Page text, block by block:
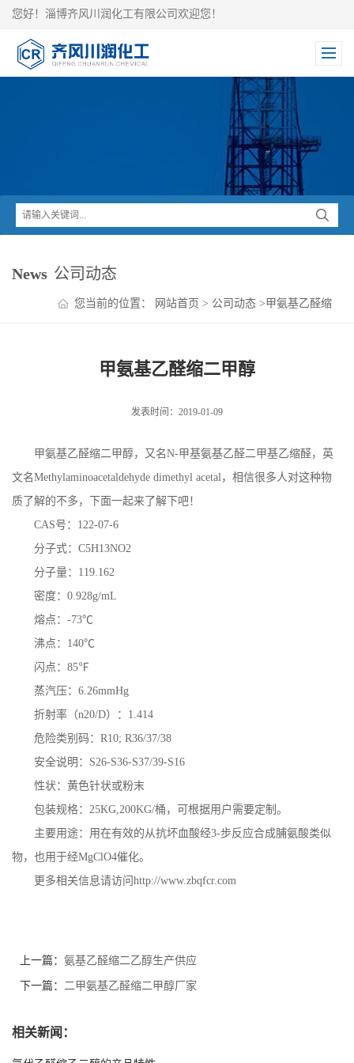
您好！淄博齐风川润化工有限公司欢迎您！
News 公司动态
您当前的位置： 网站首页 > 公司动态 >甲氨基乙醛缩
甲氨基乙醛缩二甲醇
发表时间：2019-01-09
甲氨基乙醛缩二甲醇，又名N-甲基氨基乙醛二甲基乙缩醛，英
文名Methylaminoacetaldehyde dimethyl acetal，相信很多人对这种物
质了解的不多，下面一起来了解下吧！
CAS号：122-07-6
分子式：C5H13NO2
分子量：119.162
密度：0.928g/mL
熔点：-73℃
沸点：140℃
闪点：85℉
蒸汽压：6.26mmHg
折射率（n20/D）：1.414
危险类别码：R10; R36/37/38
安全说明：S26-S36-S37/39-S16
性状：黄色针状或粉末
包装规格：25KG,200KG/桶，可根据用户需要定制。
主要用途：用在有效的从抗坏血酸经3-步反应合成脯氨酸类似
物，也用于经MgClO4催化。
更多相关信息请访问http://www.zbqfcr.com
上一篇： 氨基乙醛缩二乙醇生产供应
下一篇： 二甲氨基乙醛缩二甲醇厂家
相关新闻：